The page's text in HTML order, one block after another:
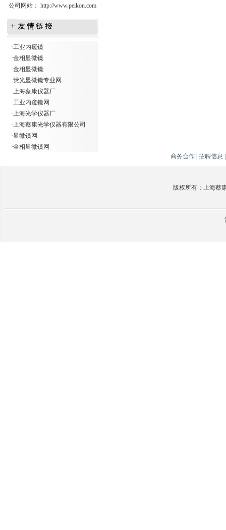
公司网站： http://www.peikon.com
·工业内窥镜
·金相显微镜
·金相显微镜
·荧光显微镜专业网
·上海蔡康仪器厂
·工业内窥镜网
·上海光学仪器厂
·上海蔡康光学仪器有限公司
·显微镜网
·金相显微镜网
商务合作 招聘信息
版权所有：上海蔡